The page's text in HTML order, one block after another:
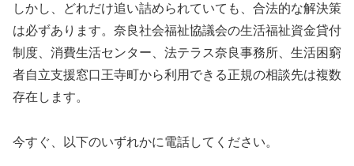
しかし、どれだけ追い詰められていても、合法的な解決策
は必ずあります。奈良社会福祉協議会の生活福祉資金貸付
制度、消費生活センター、法テラス奈良事務所、生活困窮
者自立支援窓口王寺町から利用できる正規の相談先は複数
存在します。
今すぐ、以下のいずれかに電話してください。